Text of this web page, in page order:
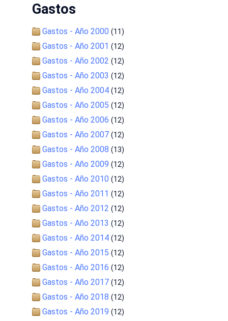
Gastos
Gastos - Año 2000 (11)
Gastos - Año 2001 (12)
Gastos - Año 2002 (12)
Gastos - Año 2003 (12)
Gastos - Año 2004 (12)
Gastos - Año 2005 (12)
Gastos - Año 2006 (12)
Gastos - Año 2007 (12)
Gastos - Año 2008 (13)
Gastos - Año 2009 (12)
Gastos - Año 2010 (12)
Gastos - Año 2011 (12)
Gastos - Año 2012 (12)
Gastos - Año 2013 (12)
Gastos - Año 2014 (12)
Gastos - Año 2015 (12)
Gastos - Año 2016 (12)
Gastos - Año 2017 (12)
Gastos - Año 2018 (12)
Gastos - Año 2019 (12)